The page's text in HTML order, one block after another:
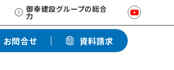
御幸建設グループの総合
力
ーパー
賃貸マンション
お問合せ 資料請求